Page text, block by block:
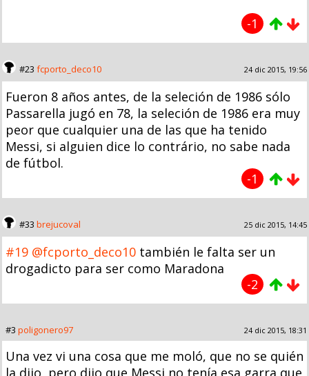
-1
#23 fcporto_deco10 24 dic 2015, 19:56
Fueron 8 años antes, de la seleción de 1986 sólo
Passarella jugó en 78, la seleción de 1986 era muy
peor que cualquier una de las que ha tenido
Messi, si alguien dice lo contrário, no sabe nada
de fútbol.
-1
#33 brejucoval 25 dic 2015, 14:45
#19 @fcporto_deco10 también le falta ser un
drogadicto para ser como Maradona
-2
#3 poligonero97 24 dic 2015, 18:31
Una vez vi una cosa que me moló, que no se quién
la dijo, pero dijo que Messi no tenía esa garra que